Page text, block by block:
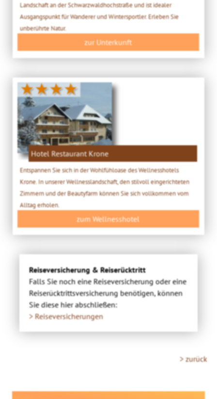
Landschaft an der Schwarzwaldhochstraße und ist idealer
Ausgangspunkt für Wanderer und Wintersportler. Erleben Sie
unberührte Natur.
zur Unterkunft
★★★★
Hotel Restaurant Krone
Entspannen Sie sich in der Wohlfühloase des Wellnesshotels
Krone. In unserer Wellnesslandschaft, den stilvoll eingerichteten
Zimmern und der Beautyfarm können Sie sich vollkommen vom
Alltag erholen.
zum Wellnesshotel
Reiseversicherung & Reiserücktritt
Falls Sie noch eine Reiseversicherung oder eine
Reiserücktrittsversicherung benötigen, können
Sie diese hier abschließen:
> Reiseversicherungen
> zurück